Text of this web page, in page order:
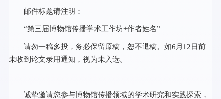
邮件标题请注明：
“第三届博物馆传播学术工作坊+作者姓名”
请勿一稿多投，务必保留原稿，恕不退稿。如6月12日前
未收到论文录用通知，视为未入选。
诚挚邀请您参与博物馆传播领域的学术研究和实践探索，